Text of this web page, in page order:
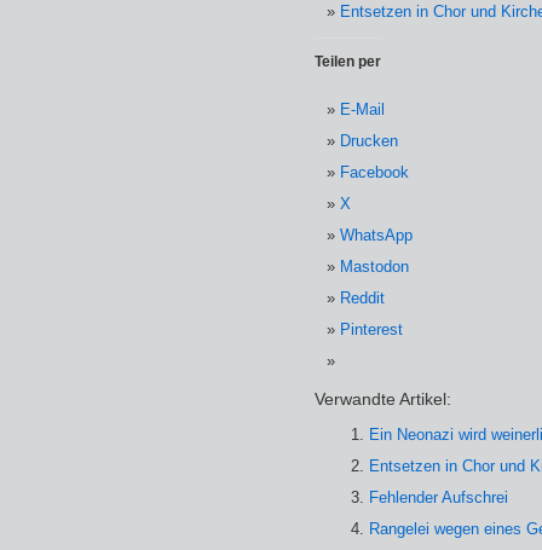
Entsetzen in Chor und
Teilen per
E-Mail
Drucken
Facebook
X
WhatsApp
Mastodon
Reddit
Pinterest
Verwandte Artikel:
Ein Neonazi wird
Entsetzen in Chor und
Fehlender Aufschrei
Rangelei wegen eines